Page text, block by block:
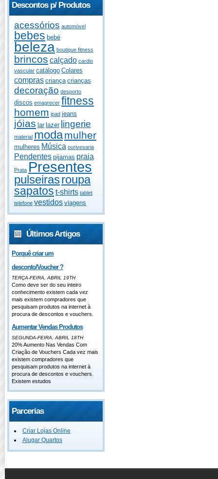
Descontos p/ Produtos
acessórios automóvel
bebes bebé
beleza boutique fitness
brincos calçado cardio
vascular catálogo Colares
compras criança crianças
decoração desporto
discos emagrecer fitness
homem ipad jeans
jóias lar lazer lingerie
material modamulher
mulheres Música ourivesaria
Pendentes pijamas praia
Prata Presentes
pulseirasroupa
sapatos t-shirts tablet
telefone vestidos viagens
Últimos Artigos
Porquê criar um
desconto/Voucher ?
TERÇA-FEIRA, ABRIL 19TH
Como deve ser do seu inteiro
conhecimento existem cada vez
mais existem compradores que
pesquisam produtos na internet à
procura de descontos e vouchers.
Aumentar Vendas Produtos
SEGUNDA-FEIRA, ABRIL 18TH
20% Aumento Nas Vendas Com
Criação de Vouchers Cada vez mais
existem compradores que
pesquisam produtos na internet à
procura de descontos e vouchers.
Existem estudos
Parcerias
Criar Lojas Online
Alugar Quartos